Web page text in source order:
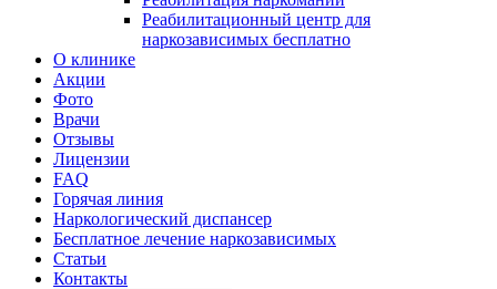
Реабилитационный центр для
наркозависимых бесплатно
О клинике
Акции
Фото
Врачи
Отзывы
Лицензии
FAQ
Горячая линия
Наркологический диспансер
Бесплатное лечение наркозависимых
Статьи
Контакты